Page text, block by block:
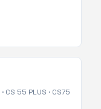
· CS 55 PLUS · CS75